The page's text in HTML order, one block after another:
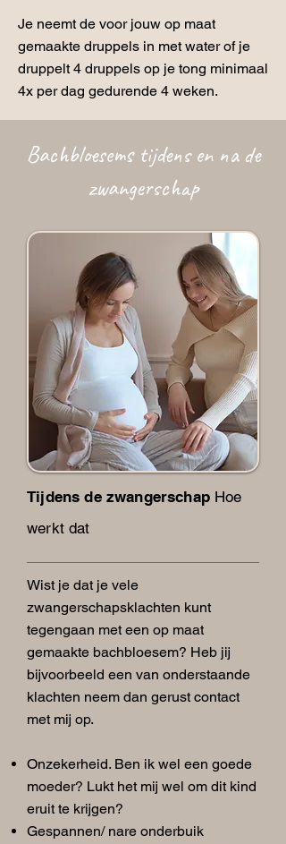
Je neemt de voor jouw op maat
gemaakte druppels in met water of je
druppelt 4 druppels op je tong minimaal
4x per dag gedurende 4 weken.
Bachbloesems tijdens en na de
zwangerschap
Tijdens de zwangerschapHoe
werkt dat
Wist je dat je vele
zwangerschapsklachten kunt
tegengaan met een op maat
gemaakte bachbloesem? Heb jij
bijvoorbeeld een van onderstaande
klachten neem dan gerust contact
met mij op.
Onzekerheid. Ben ik wel een goede
moeder? Lukt het mij wel om dit kind
eruit te krijgen?
Gespannen/ nare onderbuik